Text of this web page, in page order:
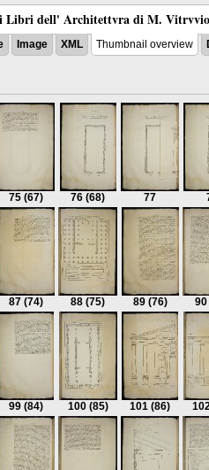
Libri dell' Architettvra di M. Vitrvvio
Image XML Thumbnail overview
75 (67) 76 (68) 77
87 (74) 88 (75) 89 (76) 90
99 (84) 100 (85) 101 (86)